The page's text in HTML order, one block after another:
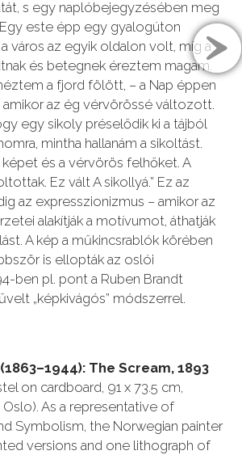
s egy naplóbejegyzésében meg
este épp egy gyalogúton
város az egyik oldalon volt, míg a
és betegnek éreztem magam.
a fjord fölött, – a Nap éppen
az ég vérvörössé változott.
egy sikoly préselődik ki a tájból
mintha hallanám a sikoltást.
és a vérvörös felhőket. A
Ez vált A sikollyá.” Ez az
az expresszionizmus – amikor az
alakítják a motívumot, áthatják
A kép a műkincsrablók körében
is ellopták az oslói
ben pl. pont a Ruben Brandt
„képkivágós” módszerrel.
The Scream, 1893
on cardboard, 91 x 73.5 cm,
As a representative of
Symbolism, the Norwegian painter
versions and one lithograph of